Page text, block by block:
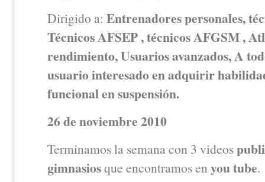
Dirigido a: Entrenadores personales,
Técnicos AFSEP , técnicos AFGSM ,
rendimiento, Usuarios avanzados, A
usuario interesado en adquirir
funcional en suspensión.
26 de noviembre 2010
Terminamos la semana con 3 videos
gimnasiosque encontramos en you tube.